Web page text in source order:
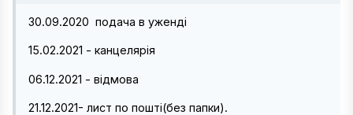
30.09.2020 подача в уженді
15.02.2021 - канцелярія
06.12.2021 - відмова
21.12.2021- лист по пошті(без папки).